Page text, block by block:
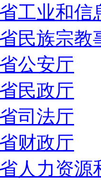
省工业和信
省民族宗教
省公安厅
省民政厅
省司法厅
省财政厅
省人力资源